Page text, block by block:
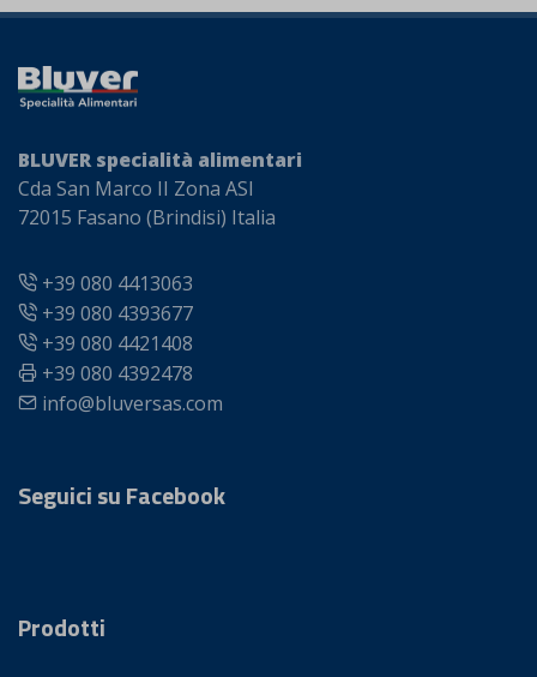
BLUVER specialità alimentari
Cda San Marco II Zona ASI
72015 Fasano (Brindisi) Italia
+39 080 4413063
+39 080 4393677
+39 080 4421408
+39 080 4392478
info@bluversas.com
Seguici su Facebook
Prodotti